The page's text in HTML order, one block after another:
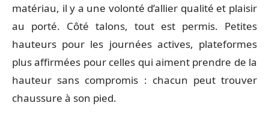
matériau, il y a une volonté d’allier qualité et plaisir
au porté. Côté talons, tout est permis. Petites
hauteurs pour les journées actives, plateformes
plus affirmées pour celles qui aiment prendre de la
hauteur sans compromis : chacun peut trouver
chaussure à son pied.